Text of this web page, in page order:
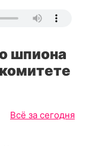
шпиона
Всё за сегодня